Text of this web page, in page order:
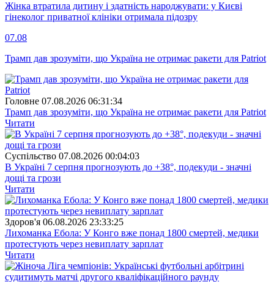
Жінка втратила дитину і здатність народжувати: у Києві
гінеколог приватної клініки отримала підозру
07.08
Трамп дав зрозуміти, що Україна не отримає ракети для Patriot
Головне 07.08.2026 06:31:34
Трамп дав зрозуміти, що Україна не отримає ракети для Patriot
Читати
Суспiльство 07.08.2026 00:04:03
В Україні 7 серпня прогнозують до +38°, подекуди - значні
дощі та грози
Читати
Здоров'я 06.08.2026 23:33:25
Лихоманка Ебола: У Конго вже понад 1800 смертей, медики
протестують через невиплату зарплат
Читати